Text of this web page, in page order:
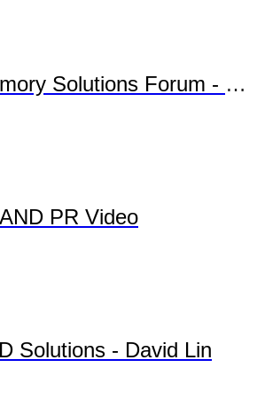
Forum - Future Technology
PR Video
Solutions - David Lin